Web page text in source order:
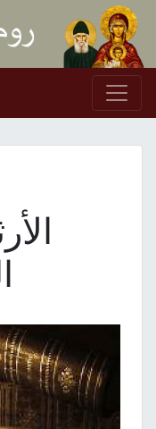
Skip to content
Navigation